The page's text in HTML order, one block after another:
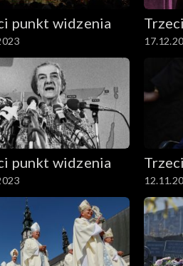
punkt widzenia
punkt widzenia